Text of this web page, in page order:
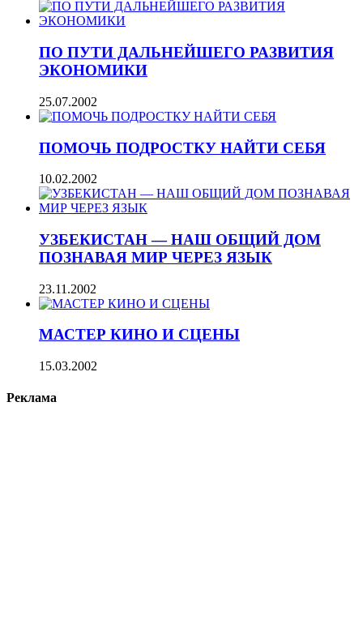
ПО ПУТИ ДАЛЬНЕЙШЕГО РАЗВИТИЯ
ЭКОНОМИКИ
25.07.2002
ПОМОЧЬ ПОДРОСТКУ НАЙТИ СЕБЯ
10.02.2002
УЗБЕКИСТАН — НАШ ОБЩИЙ ДОМ
ПОЗНАВАЯ МИР ЧЕРЕЗ ЯЗЫК
23.11.2002
МАСТЕР КИНО И СЦЕНЫ
15.03.2002
Реклама